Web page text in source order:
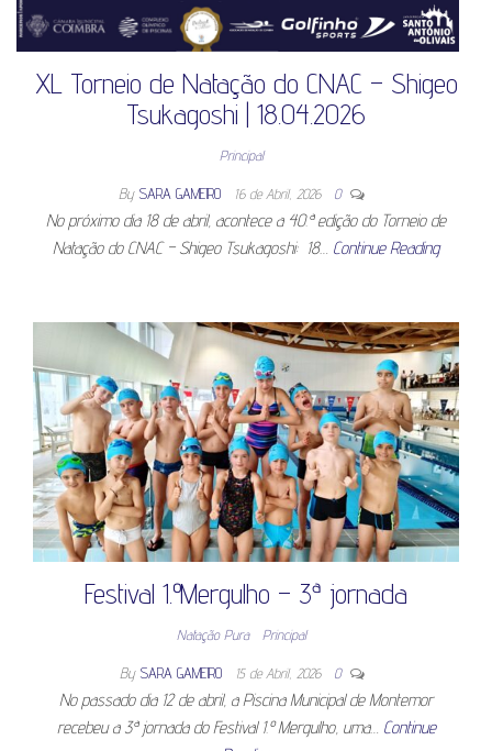
XL Torneio de Natação do CNAC – Shigeo
Tsukagoshi | 18.04.2026
Principal
By SARA GAMEIRO 16 de Abril, 2026 0
No próximo dia 18 de abril, acontece a 40.ª edição do Torneio de
Natação do CNAC – Shigeo Tsukagoshi: 18… Continue Reading
Festival 1.º Mergulho – 3ª jornada
Natação Pura Principal
By SARA GAMEIRO 15 de Abril, 2026 0
No passado dia 12 de abril, a Piscina Municipal de Montemor
recebeu a 3ª jornada do Festival 1.º Mergulho, uma… Continue